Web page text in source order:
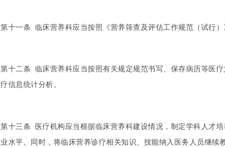
第十一条 临床营养科应当按照《营养筛查及评估工作规范（试行
第十二条 临床营养科应当按照有关规定规范书写、保存病历等医
疗信息统计分析。
第十三条 医疗机构应当根据临床营养科建设情况，制定学科人才
业水平。同时，将临床营养诊疗相关知识、技能纳入医务人员继续